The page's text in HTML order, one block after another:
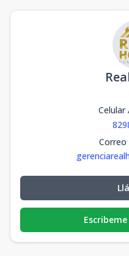
Celular